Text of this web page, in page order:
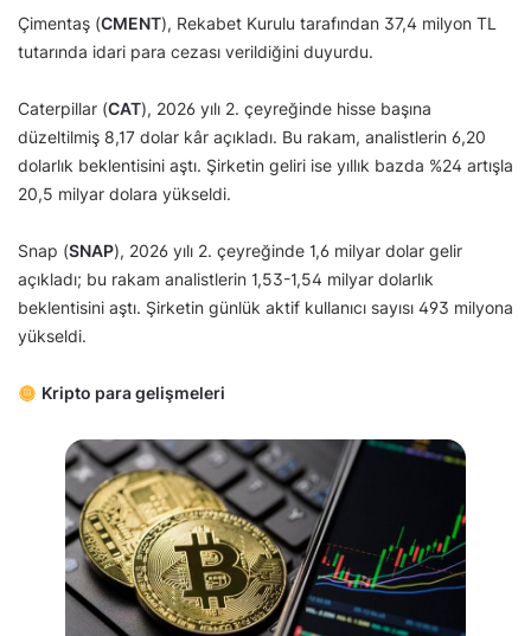
Çimentaş (CMENT), Rekabet Kurulu tarafından 37,4 milyon TL
tutarında idari para cezası verildiğini duyurdu.
Caterpillar (CAT), 2026 yılı 2. çeyreğinde hisse başına
düzeltilmiş 8,17 dolar kâr açıkladı. Bu rakam, analistlerin 6,20
dolarlık beklentisini aştı. Şirketin geliri ise yıllık bazda %24 artışla
20,5 milyar dolara yükseldi.
Snap (SNAP), 2026 yılı 2. çeyreğinde 1,6 milyar dolar gelir
açıkladı; bu rakam analistlerin 1,53-1,54 milyar dolarlık
beklentisini aştı. Şirketin günlük aktif kullanıcı sayısı 493 milyona
yükseldi.
Kripto para gelişmeleri